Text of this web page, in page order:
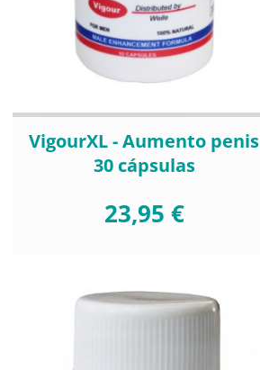
VigourXL - Aumento penis
30 cápsulas
23,95 €